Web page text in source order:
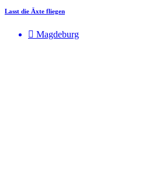
Lasst die Äxte fliegen
Magdeburg